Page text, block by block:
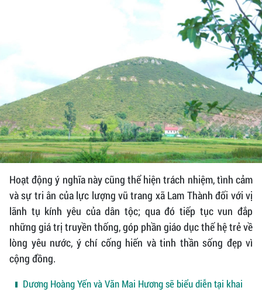
Hoạt động ý nghĩa này cũng thể hiện trách nhiệm, tình cảm
và sự tri ân của lực lượng vũ trang xã Lam Thành đối với vị
lãnh tụ kính yêu của dân tộc; qua đó tiếp tục vun đắp
những giá trị truyền thống, góp phần giáo dục thế hệ trẻ về
lòng yêu nước, ý chí cống hiến và tinh thần sống đẹp vì
cộng đồng.
Dương Hoàng Yến và Văn Mai Hương sẽ biểu diễn tại khai